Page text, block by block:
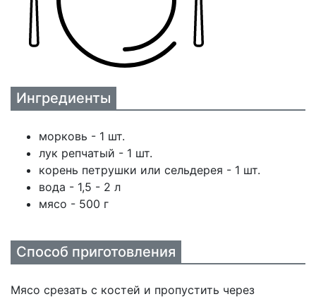
Ингредиенты
морковь - 1 шт.
лук репчатый - 1 шт.
корень петрушки или сельдерея - 1 шт.
вода - 1,5 - 2 л
мясо - 500 г
Способ приготовления
Мясо срезать с костей и пропустить через